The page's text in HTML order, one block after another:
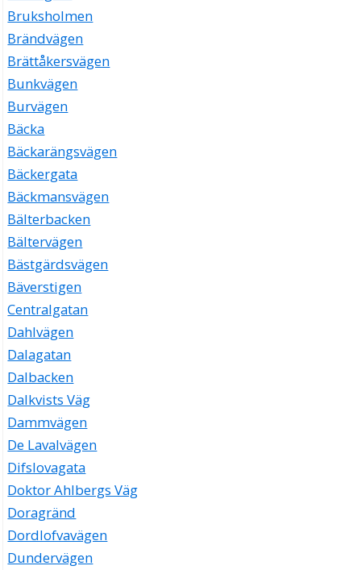
Bruksholmen
Brändvägen
Brättåkersvägen
Bunkvägen
Burvägen
Bäcka
Bäckarängsvägen
Bäckergata
Bäckmansvägen
Bälterbacken
Bältervägen
Bästgärdsvägen
Bäverstigen
Centralgatan
Dahlvägen
Dalagatan
Dalbacken
Dalkvists Väg
Dammvägen
De Lavalvägen
Difslovagata
Doktor Ahlbergs Väg
Doragränd
Dordlofvavägen
Dundervägen